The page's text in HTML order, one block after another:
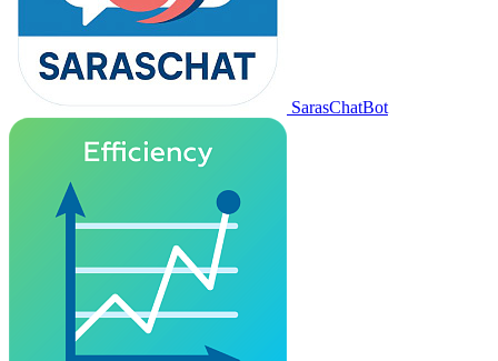
SarasChatBot